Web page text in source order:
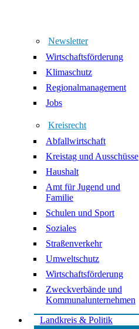
Newsletter
Wirtschaftsförderung
Klimaschutz
Regionalmanagement
Jobs
Kreisrecht
Abfallwirtschaft
Kreistag und Ausschüsse
Haushalt
Amt für Jugend und
Familie
Schulen und Sport
Soziales
Straßenverkehr
Umweltschutz
Wirtschaftsförderung
Zweckverbände und
Kommunalunternehmen
Landkreis & Politik